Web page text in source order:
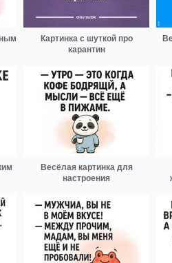
Картинка с шуткой про
карантин
Весёлая картинка для
настроения